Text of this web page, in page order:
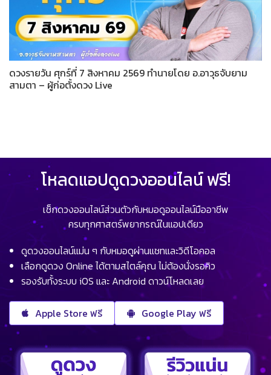
ดวงรายวัน ศุกร์ที่ 7 สิงหาคม 2569 ทำนายโดย อ.อาวุธจับยาม
สามตา – ผู้ก่อตั้งดวง Live
โหลดแอปดูดวงออนไลน์ ฟรี!
เช็กดวงออนไลน์ส่วนตัวกับหมอดูออนไลน์มืออาชีพ
ครบทุกศาสตร์พยากรณ์ในแอปเดียว
ดูดวงออนไลน์แม่น ๆ กับหมอดูผ่านแชทและวิดีโอคอล
เลือกดูดวง Online ได้ตามสไตล์คุณ ไม่ต้องนั่งรอคิว
รองรับทั้งระบบ iOS และ Android ดาวน์โหลดเลย
Apple Store ฟรี Google Play ฟรี